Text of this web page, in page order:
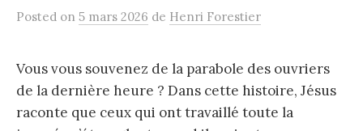
Posted on 5 mars 2026 de Henri Forestier
Vous vous souvenez de la parabole des ouvriers
de la dernière heure ? Dans cette histoire, Jésus
raconte que ceux qui ont travaillé toute la